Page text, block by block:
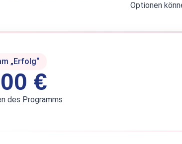
Optionen
„Erfolg“
€
des Programms